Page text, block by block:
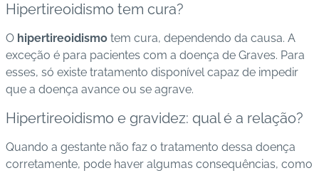
Hipertireoidismo tem cura?
O hipertireoidismo tem cura, dependendo da causa. A
exceção é para pacientes com a doença de Graves. Para
esses, só existe tratamento disponível capaz de impedir
que a doença avance ou se agrave.
Hipertireoidismo e gravidez: qual é a relação?
Quando a gestante não faz o tratamento dessa doença
corretamente, pode haver algumas consequências, como